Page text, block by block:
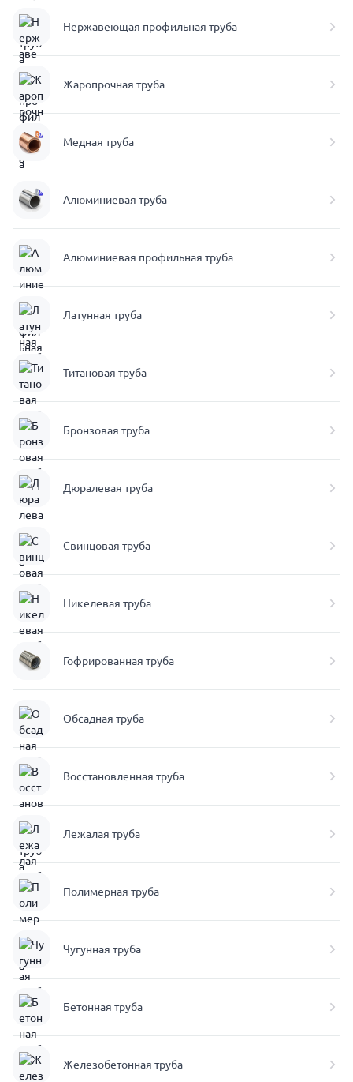
Нержавеющая профильная труба
Жаропрочная труба
Медная труба
Алюминиевая труба
Алюминиевая профильная труба
Латунная труба
Титановая труба
Бронзовая труба
Дюралевая труба
Свинцовая труба
Никелевая труба
Гофрированная труба
Обсадная труба
Восстановленная труба
Лежалая труба
Полимерная труба
Чугунная труба
Бетонная труба
Железобетонная труба